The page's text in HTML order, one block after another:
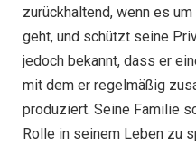
zurückhaltend, wenn es um
geht, und schützt seine
jedoch bekannt, dass er
mit dem er regelmäßig
produziert. Seine Familie
Rolle in seinem Leben zu